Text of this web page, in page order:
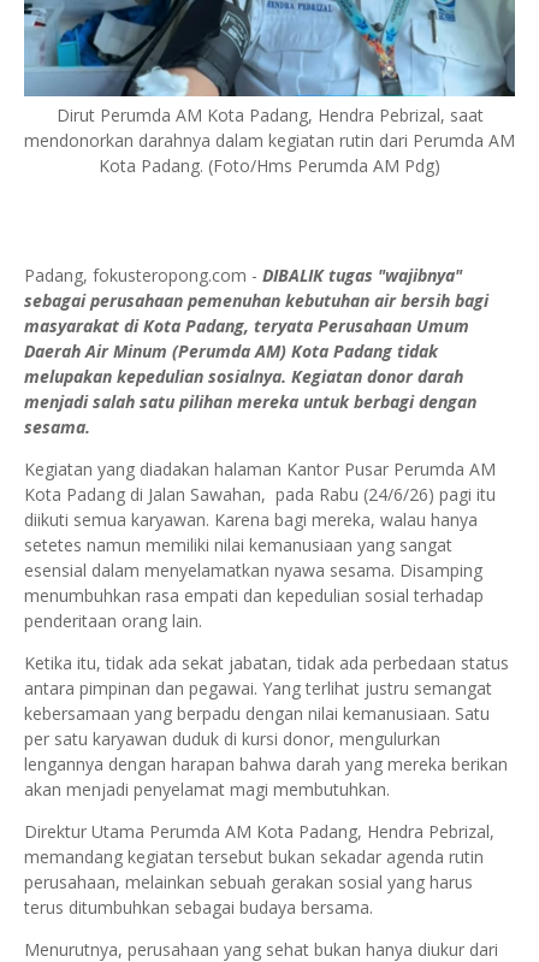
Dirut Perumda AM Kota Padang, Hendra Pebrizal, saat
mendonorkan darahnya dalam kegiatan rutin dari Perumda AM
Kota Padang. (Foto/Hms Perumda AM Pdg)
Padang, fokusteropong.com - DIBALIK tugas "wajibnya"
sebagai perusahaan pemenuhan kebutuhan air bersih bagi
masyarakat di Kota Padang, teryata Perusahaan Umum
Daerah Air Minum (Perumda AM) Kota Padang tidak
melupakan kepedulian sosialnya. Kegiatan donor darah
menjadi salah satu pilihan mereka untuk berbagi dengan
sesama.
Kegiatan yang diadakan halaman Kantor Pusar Perumda AM
Kota Padang di Jalan Sawahan, pada Rabu (24/6/26) pagi itu
diikuti semua karyawan. Karena bagi mereka, walau hanya
setetes namun memiliki nilai kemanusiaan yang sangat
esensial dalam menyelamatkan nyawa sesama. Disamping
menumbuhkan rasa empati dan kepedulian sosial terhadap
penderitaan orang lain.
Ketika itu, tidak ada sekat jabatan, tidak ada perbedaan status
antara pimpinan dan pegawai. Yang terlihat justru semangat
kebersamaan yang berpadu dengan nilai kemanusiaan. Satu
per satu karyawan duduk di kursi donor, mengulurkan
lengannya dengan harapan bahwa darah yang mereka berikan
akan menjadi penyelamat magi membutuhkan.
Direktur Utama Perumda AM Kota Padang, Hendra Pebrizal,
memandang kegiatan tersebut bukan sekadar agenda rutin
perusahaan, melainkan sebuah gerakan sosial yang harus
terus ditumbuhkan sebagai budaya bersama.
Menurutnya, perusahaan yang sehat bukan hanya diukur dari